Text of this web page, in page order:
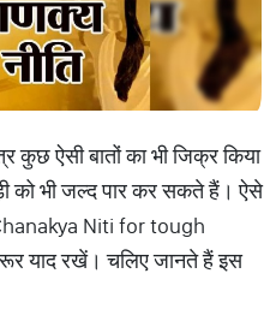
कुछ ऐसी बातों का भी जिक्र किया
को भी जल्द पार कर सकते हैं। ऐसे
Niti for tough
याद रखें। चलिए जानते हैं इस